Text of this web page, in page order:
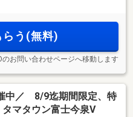
らう(無料)
のお問い合わせページへ移動します
中／ 8/9迄期間限定、特
マタウン富士今泉Ⅴ